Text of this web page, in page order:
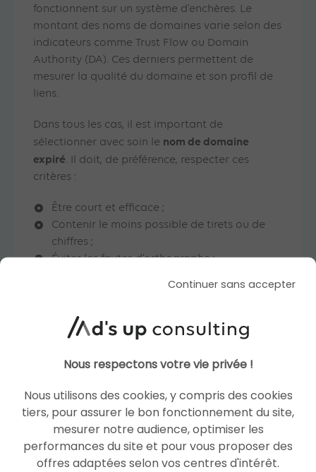
fonctionnent sur un système d’enchères. Le
montant des noms de domaines varie selon des
indicateurs comme Trust Flow ou Domain
Authority (DA). Ces derniers permettent de
mesurer la qualité du domaine et son profil de
liens.
Dans tous les cas, il est important de
sélectionner avec soin le nom de domaine
expiré. Il doit, de préférence, respecter ces
critères :
Être court et efficace ;
Contenir le moins possible de tirets ou de
chiffres ;
Éviter les fautes d’orthographe ;
Privilégier l’extension de référence .com.
private blog network ne fait pas l’unanimité
black hat peut s’avérer efficace dans le cadre
d’une stratégie de netlinking, mais elle n’est pas
sans danger. Si Google découvre unPBN, le
propriétaire peut être sévèrement sanctionné.
Du reste, les réseaux de sites constituent
Continuer sans accepter
Nous respectons votre vie privée !
Nous utilisons des cookies, y compris des cookies
tiers, pour assurer le bon fonctionnement du site,
mesurer notre audience, optimiser les
performances du site et pour vous proposer des
offres adaptées selon vos centres d'intérêt.